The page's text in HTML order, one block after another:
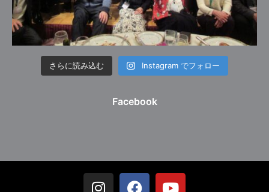
さらに読み込む Instagram でフォロー
Facebook